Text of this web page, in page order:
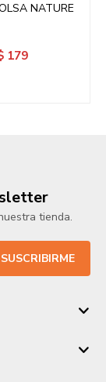
NATURE
179
tienda.
SUSCRIBIRME